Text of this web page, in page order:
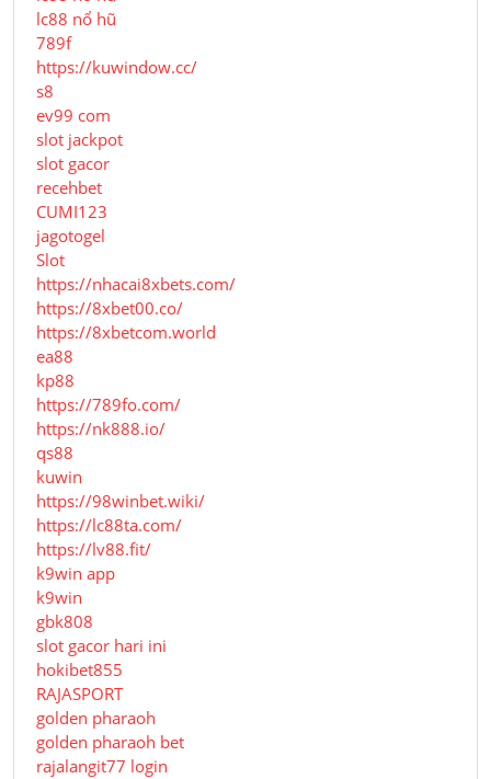
lc88 nổ hũ
789f
https://kuwindow.cc/
s8
ev99 com
slot jackpot
slot gacor
recehbet
CUMI123
jagotogel
Slot
https://nhacai8xbets.com/
https://8xbet00.co/
https://8xbetcom.world
ea88
kp88
https://789fo.com/
https://nk888.io/
qs88
kuwin
https://98winbet.wiki/
https://lc88ta.com/
https://lv88.fit/
k9win app
k9win
gbk808
slot gacor hari ini
hokibet855
RAJASPORT
golden pharaoh
golden pharaoh bet
rajalangit77 login